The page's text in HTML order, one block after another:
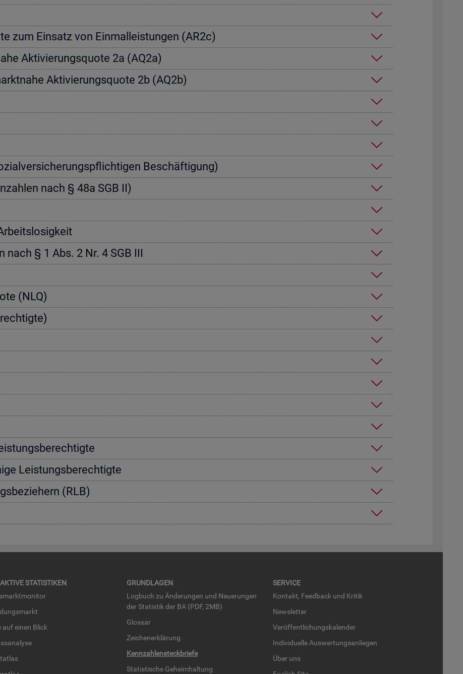
zum Ein­satz von Einmal­leis­tun­gen (AR2c)
Ak­ti­vie­rungs­quo­te 2a (AQ2a)
Ak­ti­vie­rungs­quo­te 2b (AQ2b)
Be­schäf­ti­gung)
nach § 48a SGB II)
§ 1 Abs. 2 Nr. 4 SGB III
(NLQ)
Leis­tungs­be­rech­tig­te
(RLB)
STA­TIS­TI­KEN
auf einen Blick
GRUND­LA­GEN
Log­buch zu Än­de­run­gen und Neue­run­gen
der Sta­tis­tik der BA (PDF, 2MB)
Glos­sar
Zei­chen­er­klä­rung
Kenn­zah­len­steck­brie­fe
Sta­tis­ti­sche Ge­heim­hal­tung
SER­VICE
Kon­takt, Feed­back und Kri­tik
News­let­ter
Ver­öf­fent­li­chungs­ka­len­der
In­di­vi­du­el­le Aus­wer­tungs­an­lie­gen
Über uns